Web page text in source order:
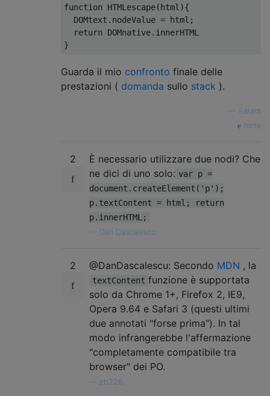
function
HTMLescape(html ){
DOMtext . nodeValue = html ;
return
DOMnative.
}
Guarda il mio confronto finale delle
prestazioni ( domanda sullo stack ).
Saram
fonte
2
È necessario utilizzare due nodi? Che
ne dici di uno solo: var p =
document.createElement('p');
p.textContent = html; return
p.innerHTML;
Dan Dascalescu,
2 @DanDascalescu: Secondo MDN , la
textContent funzione è supportata
solo da Chrome 1+, Firefox 2, IE9,
Opera 9.64 e Safari 3 (questi ultimi
due annotati "forse prima"). In tal
modo infrangerebbe l'affermazione
"completamente compatibile tra
browser" dei PO.
zb226,